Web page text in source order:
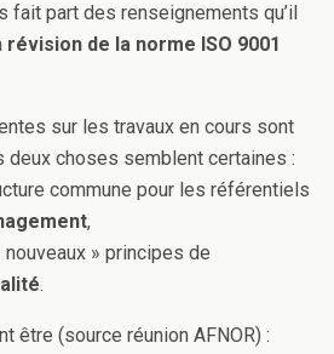
fait part des renseignements qu’il
révision de la norme ISO 9001
sur les travaux en cours sont
deux choses semblent certaines :
commune pour les référentiels
,
» principes de
.
être (source réunion AFNOR) :